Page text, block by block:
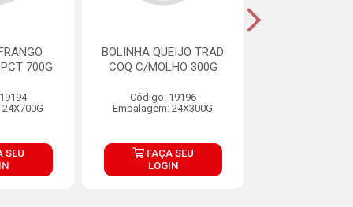
700G
SEU
BOLINHA QUEIJO TRAD
COQ C/MOLHO 300G
Código: 19196
Embalagem: 24X300G
FAÇA SEU
LOGIN